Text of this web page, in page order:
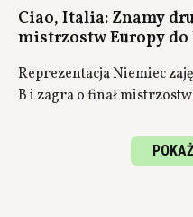
Ciao, Italia: Znamy
mistrzostw Europy do
Reprezentacja Niemiec
B i zagra o finał